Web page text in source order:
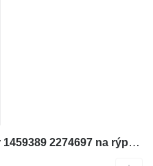
Zubové čerpadlo Caterpillar 1459389 2274697 na rýpadla Terex RH170